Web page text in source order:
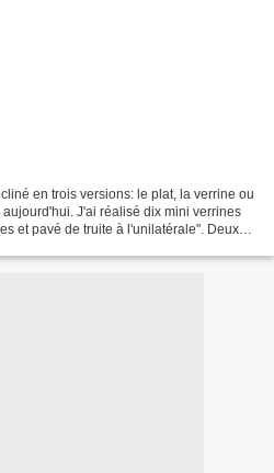
en trois versions: le plat, la verrine ou
J'ai réalisé dix mini verrines
et pavé de truite à l'unilatérale". Deux